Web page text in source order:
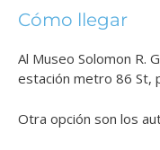
Cómo llegar
Al Museo Solomon R.
estación metro 86 St,
Otra opción son los